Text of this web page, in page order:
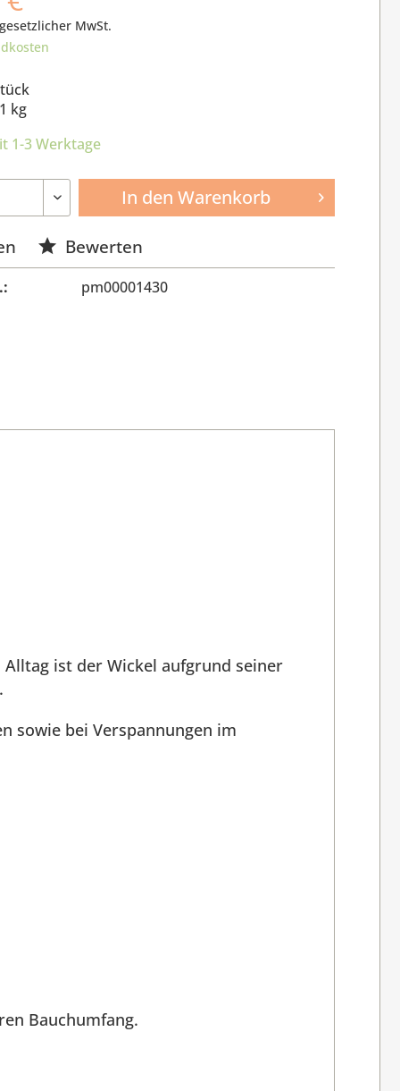
MwSt.
1 kg
1-3 Werktage
In den Warenkorb
Bewerten
pm00001430
ist der Wickel aufgrund seiner
sowie bei Verspannungen im
Bauchumfang.